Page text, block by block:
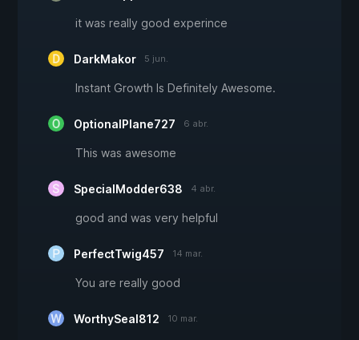
it was really good experince
DarkMakor 5 jun.
Instant Growth Is Definitely Awesome.
OptionalPlane727 6 abr.
This was awesome
SpecialModder638 4 abr.
good and was very helpful
PerfectTwig457 14 mar.
You are really good
WorthySeal812 10 mar.